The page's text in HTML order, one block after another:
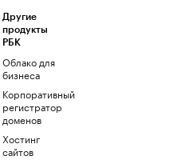
Другие
продукты
РБК
Облако для
бизнеса
Корпоративный
регистратор
доменов
Хостинг
сайтов